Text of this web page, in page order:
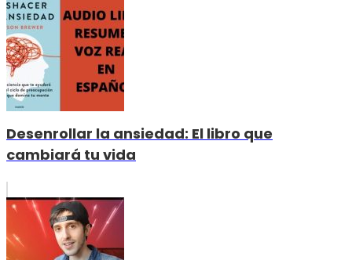
Desenrollar la ansiedad: El libro que
cambiará tu vida